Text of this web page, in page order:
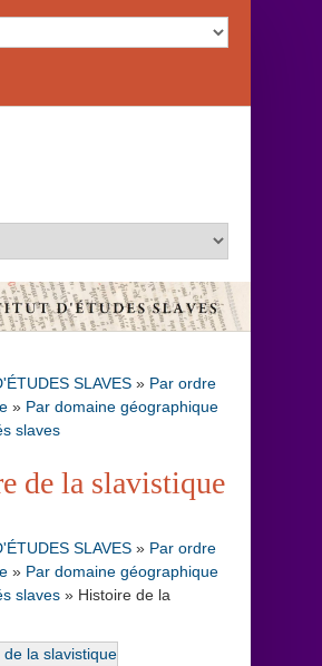
SLAVES » Par ordre
» Par domaine géographique
slaves
de la slavistique
SLAVES » Par ordre
» Par domaine géographique
slaves » Histoire de la